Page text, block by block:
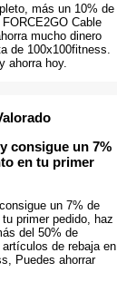
más un 10% de
Cable
mucho dinero
de 100x100fitness.
ahorra hoy.
consigue un 7%
en tu primer
un 7% de
primer pedido, haz
del 50% de
de rebaja en
Puedes ahorrar